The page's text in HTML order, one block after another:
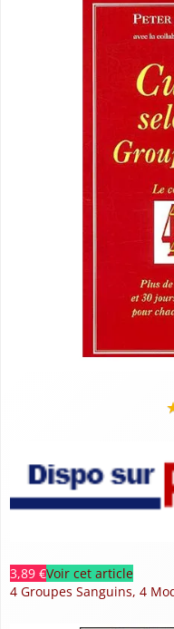
3,89 €Voir cet article
4 Groupes Sanguins, 4